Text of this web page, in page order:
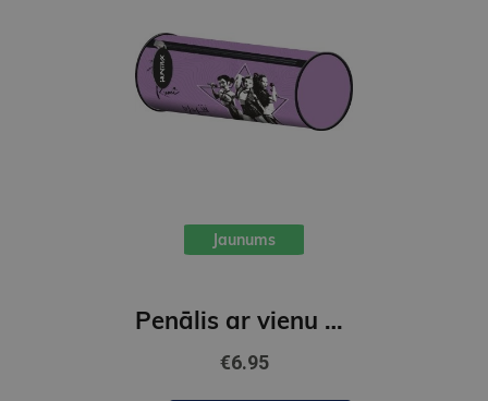
Jaunums
Penālis ar vienu nodalījumu, bez priekšmetiem, K-POP Demon Hunters, ceriņu krāsā
€6.95